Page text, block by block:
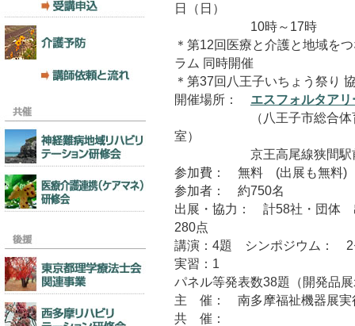
日（日）
10時～
＊第12回医療と介護と地域を
ラム 同時開催
＊第37回八王子いちょう祭り
開催場所： エスフォルタア
（八王子市総合体育
室）
京王高尾線狭間駅
参加費： 無料 (出展も無料)
参加者： 約750名
出展・協力： 計58社・団
280点
講演：4題 シンポジウム：
実習：1
パネル等発表数38題（開発品
主 催： 南多摩福祉機器展実
共 催：